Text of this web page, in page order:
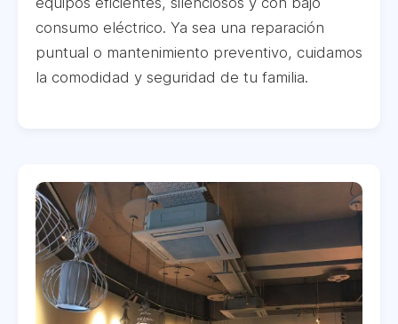
consumo eléctrico. Ya sea una reparación
puntual o mantenimiento preventivo, cuidamos
la comodidad y seguridad de tu familia.